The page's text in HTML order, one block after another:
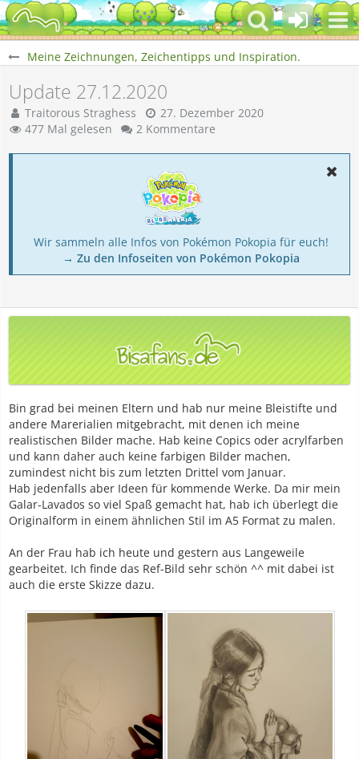
Meine Zeichnungen, Zeichentipps und Inspiration.
Update 27.12.2020
Traitorous Straghess
27. Dezember 2020
477 Mal gelesen
2 Kommentare
Wir sammeln alle Infos von Pokémon Pokopia für euch!
→ Zu den Infoseiten von Pokémon Pokopia
Bin grad bei meinen Eltern und hab nur meine Bleistifte und
andere Marerialien mitgebracht, mit denen ich meine
realistischen Bilder mache. Hab keine Copics oder acrylfarben
und kann daher auch keine farbigen Bilder machen,
zumindest nicht bis zum letzten Drittel vom Januar.
Hab jedenfalls aber Ideen für kommende Werke. Da mir mein
Galar-Lavados so viel Spaß gemacht hat, hab ich überlegt die
Originalform in einem ähnlichen Stil im A5 Format zu malen.
An der Frau hab ich heute und gestern aus Langeweile
gearbeitet. Ich finde das Ref-Bild sehr schön ^^ mit dabei ist
auch die erste Skizze dazu.